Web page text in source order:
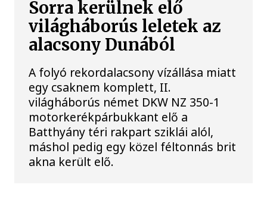
Sorra kerülnek elő
világháborús leletek az
alacsony Dunából
A folyó rekordalacsony vízállása miatt
egy csaknem komplett, II.
világháborús német DKW NZ 350-1
motorkerékpárbukkant elő a
Batthyány téri rakpart sziklái alól,
máshol pedig egy közel féltonnás brit
akna került elő.